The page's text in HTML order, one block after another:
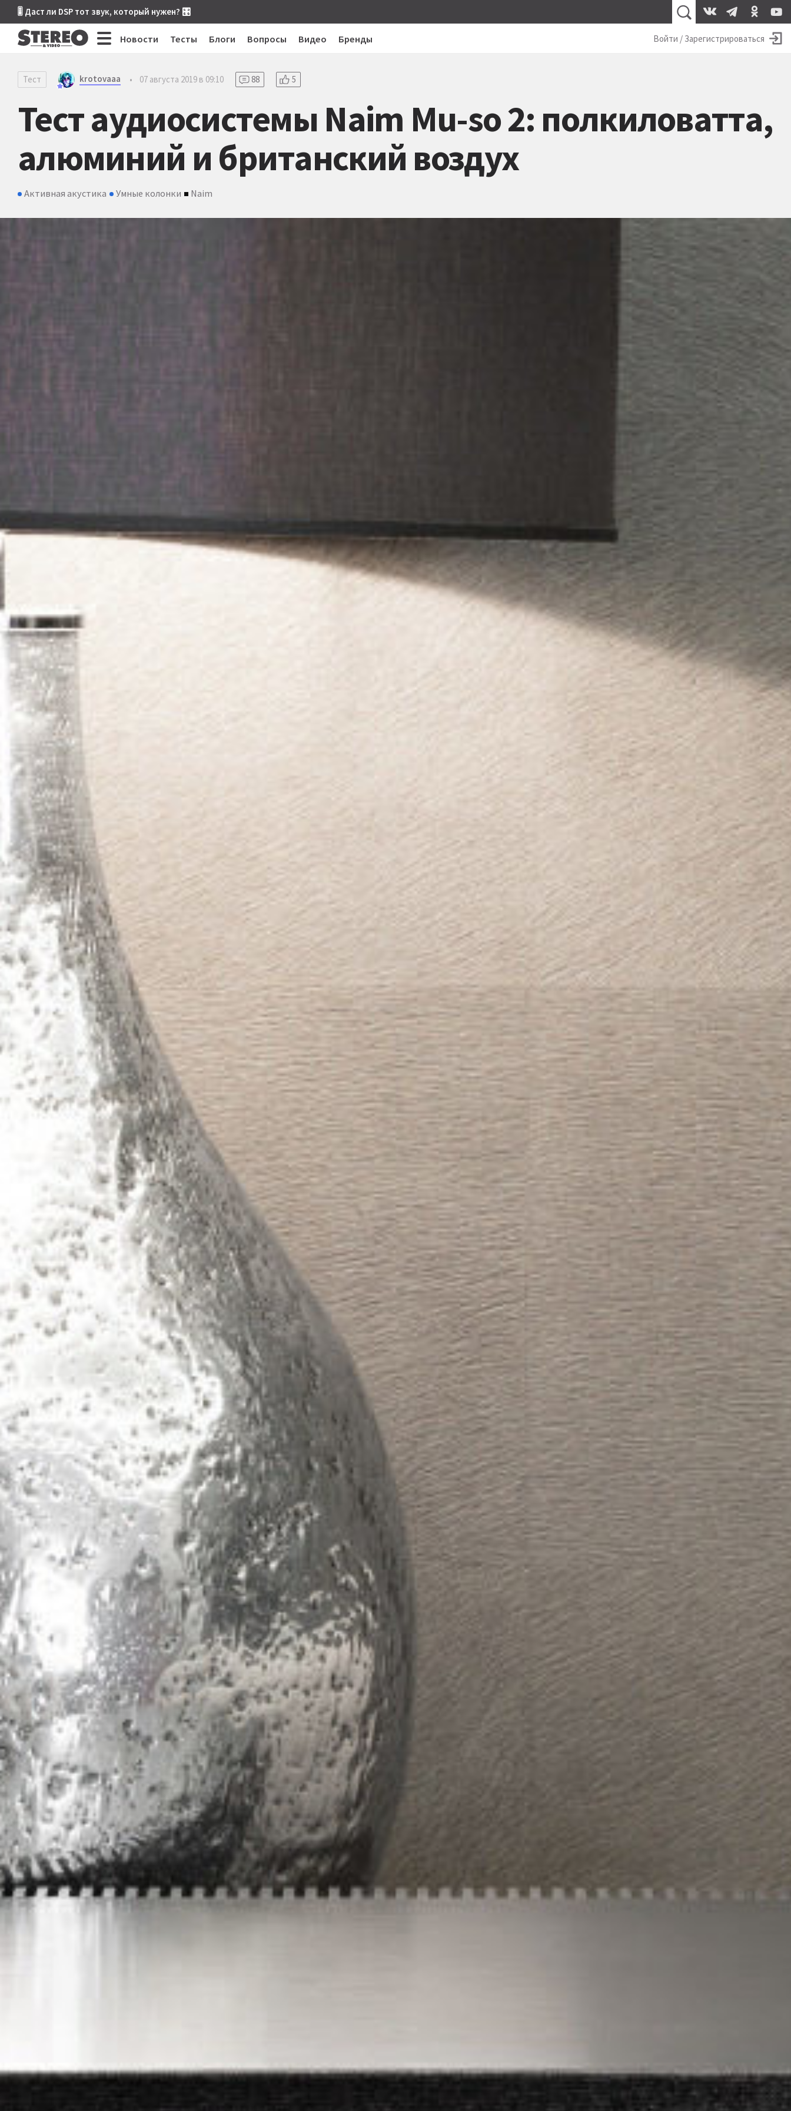
🎚 Даст ли DSP тот звук, который нужен? 🎛
Новости Тесты Блоги Вопросы Видео Бренды Войти / Зарегистрироваться
Тест krotovaaa • 07 августа 2019 в 09:10 88 5
Тест аудиосистемы Naim Mu-so 2: полкиловатта,
алюминий и британский воздух
Активная акустика Умные колонки Naim